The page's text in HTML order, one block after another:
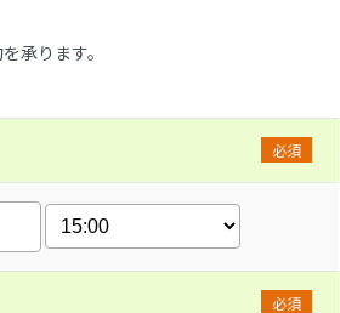
承ります。
必須
必須